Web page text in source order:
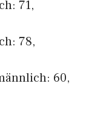
71,
78,
60,